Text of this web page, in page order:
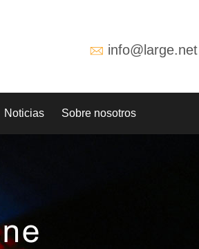
info@large.net
Noticias Sobre nosotros